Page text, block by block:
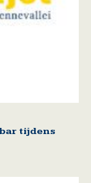
tijdens